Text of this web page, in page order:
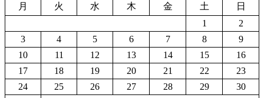
月
火 水 木 金 土
日
1
2
3
4 5 6 7 8
9
10
11 12 13 14 15
16
17
18 19 20 21 22
23
24
25 26 27 28 29
30